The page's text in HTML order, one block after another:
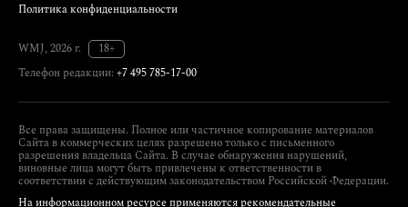
Политика конфиденциальности
WMJ, 2026 г.
18+
Телефон редакции: +7 495 785-17-00
Все права защищены. Полное или частичное копирование материалов
Сайта в коммерческих целях разрешено только с письменного
разрешения владельца Сайта. В случае обнаружения нарушений,
виновные лица могут быть привлечены к ответственности в
соответствии с действующим законодательством Российской Федерации.
На информационном ресурсе применяются рекомендательные